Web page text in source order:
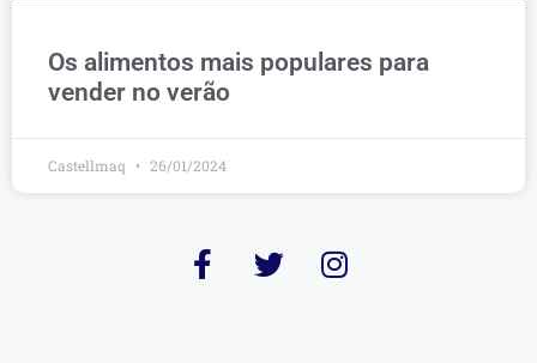
Os alimentos mais populares para
vender no verão
Castellmaq 26/01/2024